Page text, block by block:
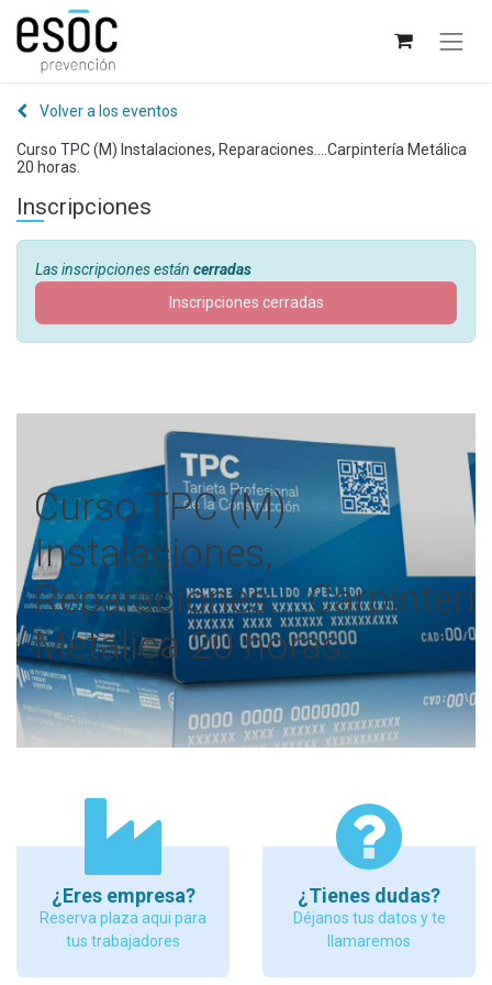
Volver a los eventos
Curso TPC (M) Instalaciones, Reparaciones....Carpintería Metálica
20 horas.
Inscripciones
Las inscripciones están cerradas
Inscripciones cerradas
Curso TPC (M)
Instalaciones,
Metálica 20 horas.
¿Eres empresa?
Reserva plaza aqui para
tus trabajadores
¿Tienes dudas?
Déjanos tus datos y te
llamaremos